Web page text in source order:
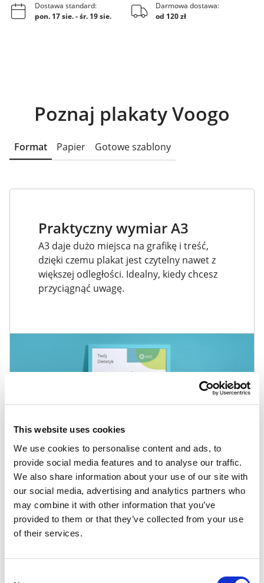
This website uses cookies
We use cookies to personalise content and ads, to
provide social media features and to analyse our traffic.
We also share information about your use of our site with
our social media, advertising and analytics partners who
may combine it with other information that you’ve
provided to them or that they’ve collected from your use
of their services.
Dostawa standard:
pon. 17 sie.-śr. 19 sie.
Darmowa dostawa:
od 120 zł
Poznaj plakaty Voogo
Format Papier Gotowe szablony
Praktyczny wymiar A3
A3 daje dużo miejsca na grafikę i treść,
dzięki czemu plakat jest czytelny nawet z
większej odległości. Idealny, kiedy chcesz
przyciągnąć uwagę.
Inne szablony